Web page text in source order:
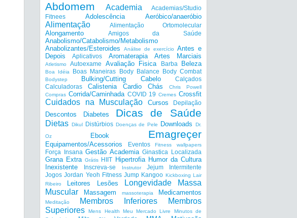
Abdomem Academia
Academias/Studio
Fitnees
Adolescência Aeróbico/anaeróbio
Alimentação Alimentação Ortomolecular
Alongamento Amigos da Saúde
Anabolismo/Catabolismo/Metabolismo
Anabolizantes/Esteroides
Análise de exercício
Antes e
Depois
Aplicativos Aromaterapia Artes Marciais
Atletismo Autoexame Avaliação Fisica Barba Beleza
Boa Idéia Boas Maneiras Body Balance Body Combat
Bodystep Bulking/Cutting Cabelo
Calçados
Calculadoras
Calistenia Cardio Chás
Chris Powell
Compras Corrida/Caminhada COVID 19 Cremes Crossfit
Cuidados na Musculação Cursos Depilação
Descontos Diabetes Dicas de Saúde
Dietas Dikul Distúrbios Doenças de Pele Downloads Dr.
Oz Ebook Emagreçer
Equipamentos/Acessorios Eventos Fitness wallpapers
Força Insana Gestão Academia Ginastica Localizada
Grana Extra Grátis HIIT Hipertrofia Humor da Cultura
Inexistente
Inscreva-se Instrutor
Jejum Intermitente
Jogos Jordan Yeoh Fitness Jump Kangoo Kickboxing Lair
Ribeiro
Leitores Lesões Longevidade
Massa
Muscular
Massagem massoterapia Medicamentos
Meditação Membros Inferiores
Membros
Superiores
Mens Health Meu Mercado Livre
Minutos de